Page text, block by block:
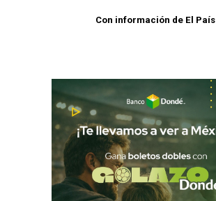
Con información de El País